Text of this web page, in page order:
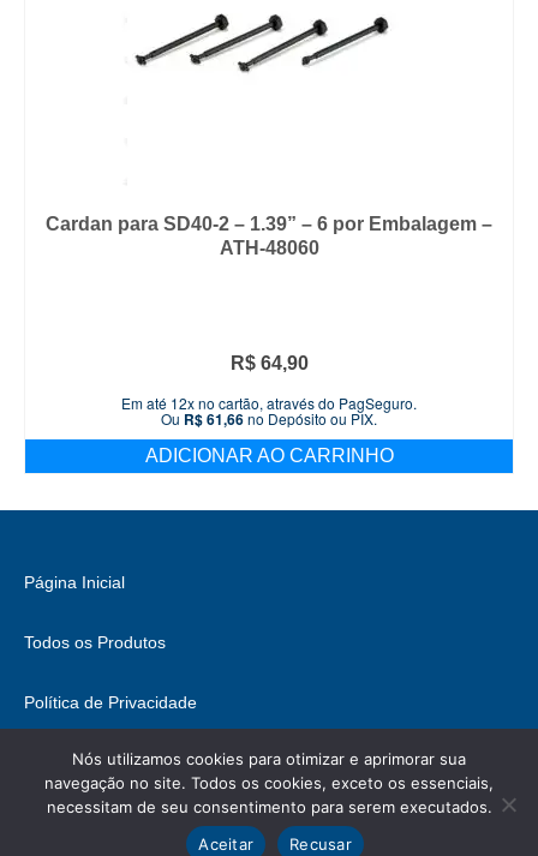
Cardan para SD40-2 – 1.39” – 6 por Embalagem –
ATH-48060
R$64,90
Em até 12x no cartão, através do PagSeguro.
Ou R$61,66no Depósito ou PIX.
ADICIONAR AO CARRINHO
Página Inicial
Todos os Produtos
Política de Privacidade
Fale Conosco
© 2026 Brasil Hobbies - WordPress Theme byKadence WP
, podem conter direitos.
Nós utilizamos cookies para otimizar e aprimorar sua
navegação no site. Todos os cookies, exceto os essenciais,
necessitam de seu consentimento para serem executados.
Aceitar
Recusar